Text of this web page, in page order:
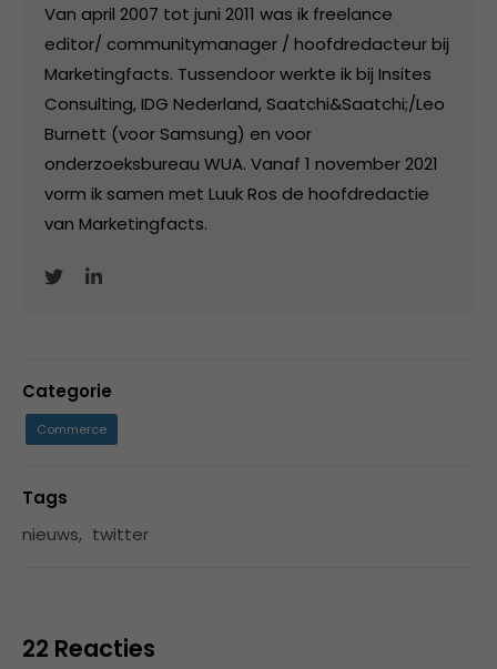
Van april 2007 tot juni 2011 was ik freelance
editor/ communitymanager / hoofdredacteur bij
Marketingfacts. Tussendoor werkte ik bij Insites
Consulting, IDG Nederland, Saatchi&Saatchi;/Leo
Burnett (voor Samsung) en voor
onderzoeksbureau WUA. Vanaf 1 november 2021
vorm ik samen met Luuk Ros de hoofdredactie
van Marketingfacts.
Categorie
Commerce
Tags
nieuws, twitter
22 Reacties